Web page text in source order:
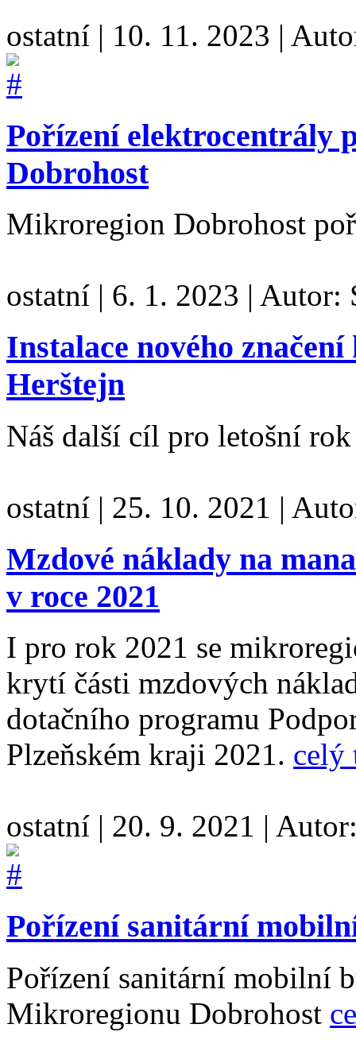
ostatní | 10. 11. 2023 |
Pořízení elektrocentrály
Dobrohost
Mikroregion Dobrohost
ostatní | 6. 1. 2023 | Autor:
Instalace nového
Herštejn
Náš další cíl pro letošní
ostatní | 25. 10. 2021 |
Mzdové náklady na
v roce 2021
I pro rok 2021 se
krytí části mzdových
dotačního programu
Plzeňském kraji 2021. celý
ostatní | 20. 9. 2021 |
Pořízení sanitární
Pořízení sanitární mobilní
Mikroregionu Dobrohost